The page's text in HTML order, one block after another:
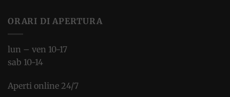
ORARI DI APERTURA
lun – ven 10-17
sab 10-14
Aperti online 24/7